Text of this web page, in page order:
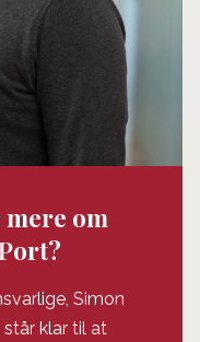
om
Simon
står klar til at